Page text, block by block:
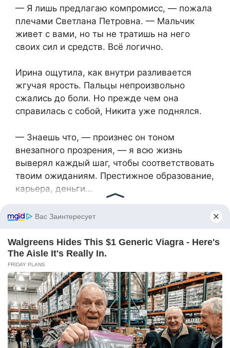
— Я лишь предлагаю компромисс, — пожала
плечами Светлана Петровна. — Мальчик
живет с вами, но ты не тратишь на него
своих сил и средств. Всё логично.
Ирина ощутила, как внутри разливается
жгучая ярость. Пальцы непроизвольно
сжались до боли. Но прежде чем она
справилась с собой, Никита уже поднялся.
— Знаешь что, — произнес он тоном
внезапного прозрения, — я всю жизнь
выверял каждый шаг, чтобы соответствовать
твоим ожиданиям. Престижное образование,
карьера, деньги…
Он отвернулся к окну.
— Но теперь я вижу: я был не сыном, а
твоим проектом. И если приму твои условия
— никогда не стану настоящим отцом.
— О чем ты? — нахмурилась Светлана
Петровна. — Я забочусь о твоем будущем!
— Нет, — покачал головой Никита. — Ты
заботишься о своих фантазиях. А моя семья